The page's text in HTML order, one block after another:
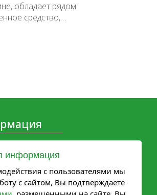
обладает рядом
средство,…
информация
с пользователями мы
с сайтом, Вы подтверждаете